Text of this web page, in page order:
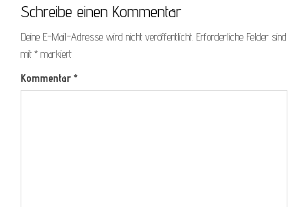
Schreibe einen Kommentar
Deine E-Mail-Adresse wird nicht veröffentlicht. Erforderliche Felder sind
mit * markiert
Kommentar *